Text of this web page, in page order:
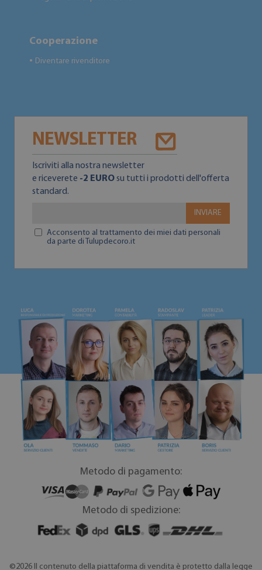
Cooperazione
● Diventare rivenditore
NEWSLETTER
Iscriviti alla nostra newsletter
e riceverete -2 EUROsu tutti i prodotti dell'offerta
standard.
INVIARE
Acconsento al trattamento dei miei dati personali
da parte di Tulupdecoro.it
Metodo di pagamento:
Metodo di spedizione:
©2026 Il contenuto della piattaforma di vendita è protetto dalla legge